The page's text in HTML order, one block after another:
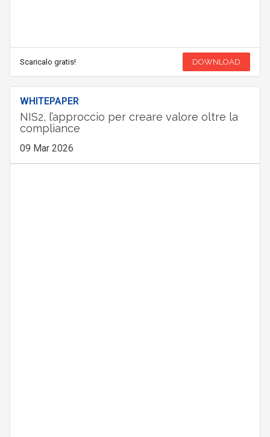
Scaricalo gratis! DOWNLOAD
WHITEPAPER
NIS2, l’approccio per creare valore oltre la
compliance
09 Mar 2026